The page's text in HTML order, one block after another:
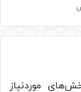
موردنیاز